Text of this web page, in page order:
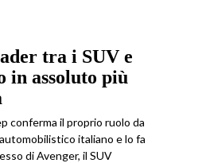
tra i SUV e
in assoluto più
conferma il proprio ruolo da
italiano e lo fa
di Avenger, il SUV